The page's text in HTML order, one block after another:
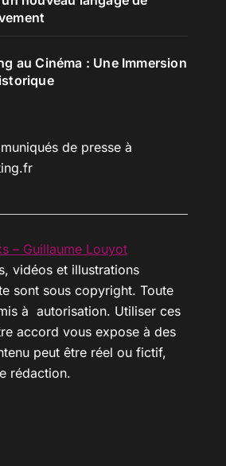
au Cinéma : Une Immersion
de presse à
– Guillaume Louyot
vidéos et illustrations
sont sous copyright. Toute
à autorisation. Utiliser ces
accord vous expose à des
peut être réel ou fictif,
rédaction.